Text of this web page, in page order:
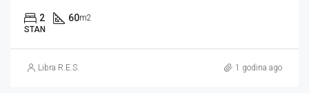
2 60m2
STAN
Libra R.E.S. 1 godina ago